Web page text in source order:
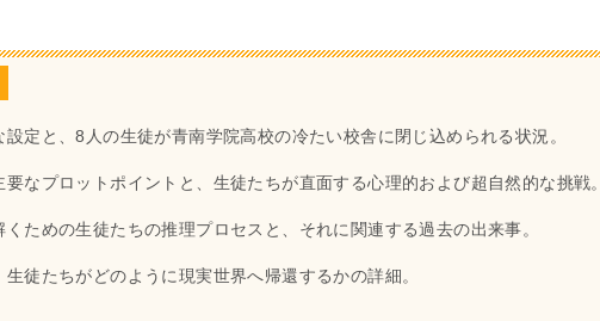
定と、8人の生徒が青南学院高校の冷たい校舎に閉じ込められる状況。
なプロットポイントと、生徒たちが直面する心理的および超自然的な挑戦。
くための生徒たちの推理プロセスと、それに関連する過去の出来事。
徒たちがどのように現実世界へ帰還するかの詳細。